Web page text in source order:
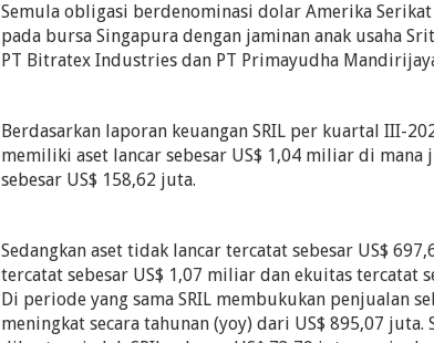
Semula obligasi berdenominasi dolar Amerika
pada bursa Singapura dengan jaminan anak usaha
PT Bitratex Industries dan PT Primayudha
Berdasarkan laporan keuangan SRIL per kuartal III-
memiliki aset lancar sebesar US$ 1,04 miliar di mana
sebesar US$ 158,62 juta.
Sedangkan aset tidak lancar tercatat sebesar US$
tercatat sebesar US$ 1,07 miliar dan ekuitas tercatat
Di periode yang sama SRIL membukukan penjualan
meningkat secara tahunan (yoy) dari US$ 895,07 juta.